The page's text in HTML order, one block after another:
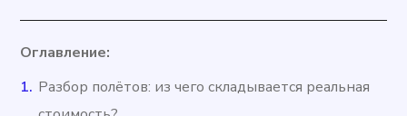
Оглавление:
Разбор полётов: из чего складывается реальная